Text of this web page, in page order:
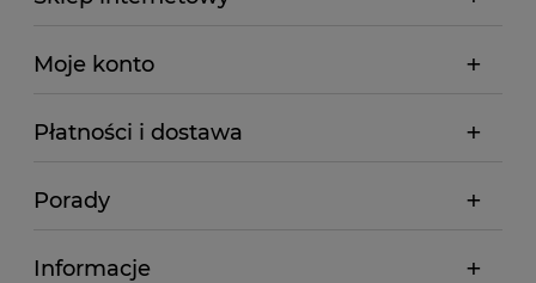
Moje konto
Płatności i dostawa
Porady
Informacje